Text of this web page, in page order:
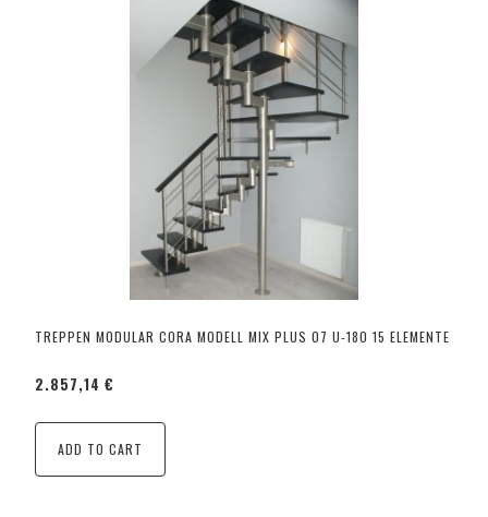
TREPPEN MODULAR CORA MODELL MIX PLUS 07 U-180 15 ELEMENTE
2.857,14 €
ADD TO CART